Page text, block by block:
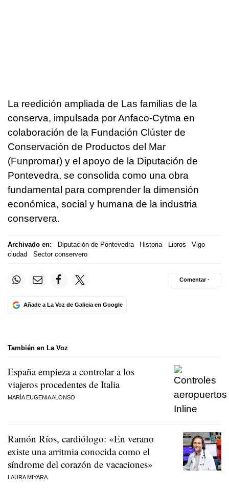
La reedición ampliada de Las familias de la
conserva, impulsada por Anfaco-Cytma en
colaboración de la Fundación Clúster de
Conservación de Productos del Mar
(Funpromar) y el apoyo de la Diputación de
Pontevedra, se consolida como una obra
fundamental para comprender la dimensión
económica, social y humana de la industria
conservera.
Archivado en: Diputación de Pontevedra Historia Libros
Vigo
ciudad
Sector conservero
Añade a La Voz de Galicia en Google
Comentar ·
También en La Voz
España empieza a controlar a los
viajeros procedentes de Italia
MARÍA EUGENIA ALONSO
Ramón Ríos, cardiólogo: «En verano
existe una arritmia conocida como el
síndrome del corazón de vacaciones»
LAURA MIYARA